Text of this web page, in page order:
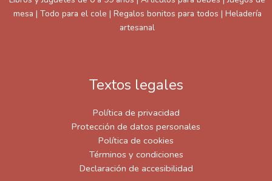
mesa | Todo para el cole | Regalos bonitos para todos | Heladería
artesanal
Textos legales
Política de privacidad
Protección de datos personales
Política de cookies
Términos y condiciones
Declaración de accesibilidad